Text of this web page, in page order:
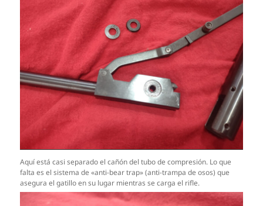
Aquí está casi separado el cañón del tubo de compresión. Lo que
falta es el sistema de «anti-bear trap» (anti-trampa de osos) que
asegura el gatillo en su lugar mientras se carga el rifle.